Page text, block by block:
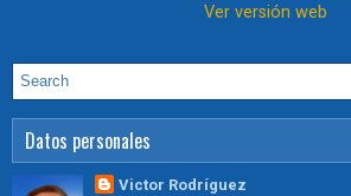
Ver versión web
Datos personales
Victor Rodríguez